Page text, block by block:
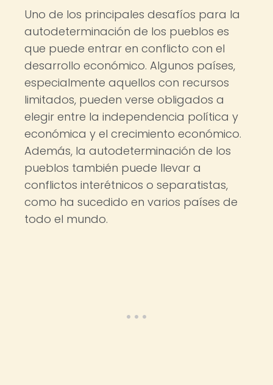
Uno de los principales desafíos para la
autodeterminación de los pueblos es
que puede entrar en conflicto con el
desarrollo económico. Algunos países,
especialmente aquellos con recursos
limitados, pueden verse obligados a
elegir entre la independencia política y
económica y el crecimiento económico.
Además, la autodeterminación de los
pueblos también puede llevar a
conflictos interétnicos o separatistas,
como ha sucedido en varios países de
todo el mundo.